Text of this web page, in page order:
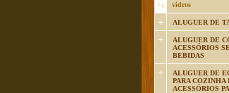
vidros
ALUGUER DE
ALUGUER DE
ACESSÓRIOS
BEBIDAS
ALUGUER DE
PARA COZINHA
ACESSÓRIOS